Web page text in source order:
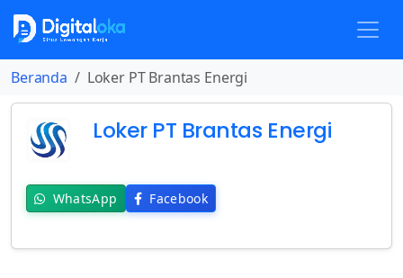
Beranda Loker PT Brantas Energi
Loker PT Brantas Energi
WhatsApp Facebook